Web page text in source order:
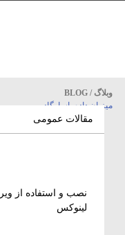
وبلاگ / BLOG
میزبان داده پاسارگاد
مقالات عمومی
لینوکس